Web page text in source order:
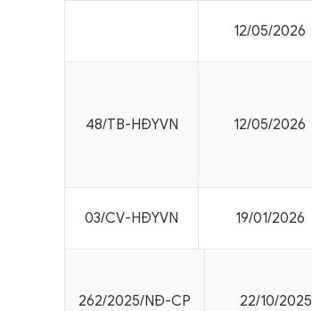
12/05/2026
48/TB-HÐYVN 12/05/2026
03/CV-HÐYVN 19/01/2026
262/2025/NÐ-CP 22/10/2025